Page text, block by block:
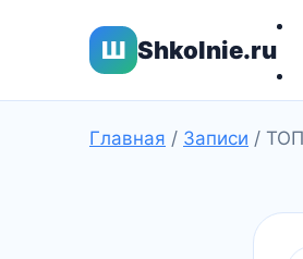
Ш Shkolnie.ru
Главная / Записи /